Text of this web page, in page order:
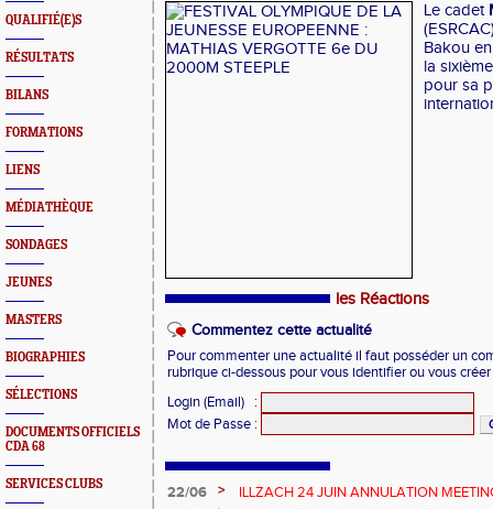
QUALIFIÉ(E)S
RÉSULTATS
BILANS
FORMATIONS
LIENS
MÉDIATHÈQUE
SONDAGES
JEUNES
MASTERS
BIOGRAPHIES
SÉLECTIONS
DOCUMENTS OFFICIELS
CDA 68
SERVICES CLUBS
Le cadet
Bakou
la
pour sa
les Réactions
Commentez cette actualité
Pour commenter une actualité il faut posséder un
rubrique ci-dessous pour vous identifier ou vous
Login (Email)
:
Mot de Passe :
22/06 >
ILLZACH 24 JUIN ANNULATION